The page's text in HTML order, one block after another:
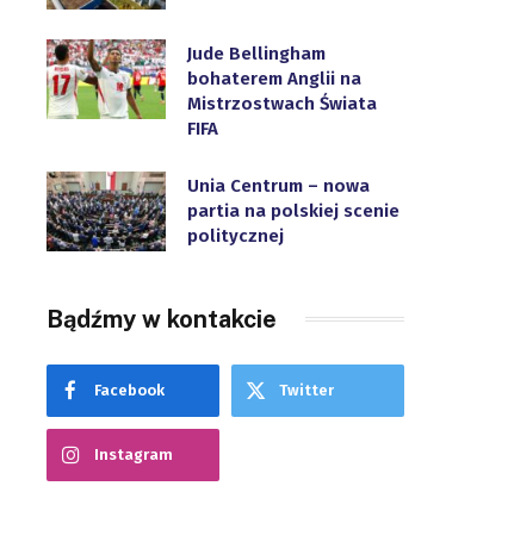
Jude Bellingham
bohaterem Anglii na
Mistrzostwach Świata
FIFA
Unia Centrum – nowa
partia na polskiej scenie
politycznej
Bądźmy w kontakcie
Facebook Twitter
Instagram